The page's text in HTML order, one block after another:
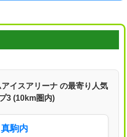
イスアリーナ の最寄り人気
3 (10km圏内)
真駒内